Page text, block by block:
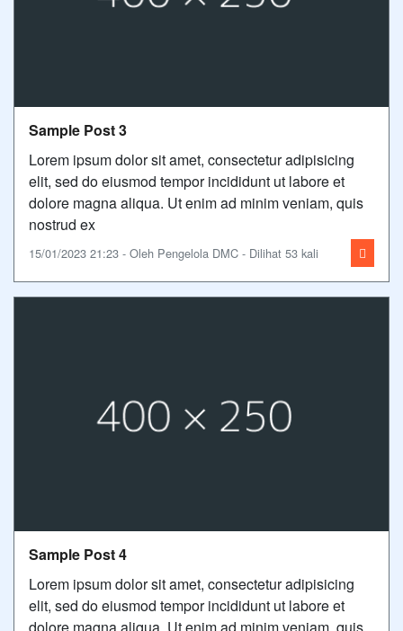
Sample Post 3
Lorem ipsum dolor sit amet, consectetur adipisicing
elit, sed do eiusmod tempor incididunt ut labore et
dolore magna aliqua. Ut enim ad minim veniam, quis
nostrud ex
15/01/2023 21:23 - Oleh Pengelola DMC - Dilihat 53 kali
Sample Post 4
Lorem ipsum dolor sit amet, consectetur adipisicing
elit, sed do eiusmod tempor incididunt ut labore et